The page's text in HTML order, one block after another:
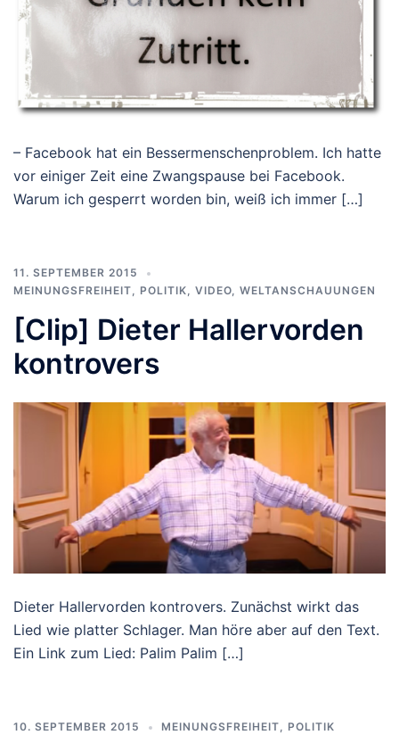
– Facebook hat ein Bessermenschenproblem. Ich hatte
vor einiger Zeit eine Zwangspause bei Facebook.
Warum ich gesperrt worden bin, weiß ich immer […]
11. SEPTEMBER 2015
MEINUNGSFREIHEIT
POLITIK VIDEO WELTANSCHAUUNGEN
[Clip] Dieter Hallervorden
kontrovers
Dieter Hallervorden kontrovers. Zunächst wirkt das
Lied wie platter Schlager. Man höre aber auf den Text.
Ein Link zum Lied: Palim Palim […]
10. SEPTEMBER 2015 MEINUNGSFREIHEIT, POLITIK